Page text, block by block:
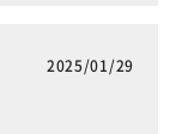
2025/01/29